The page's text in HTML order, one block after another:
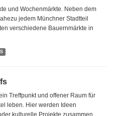
und Wochenmärkte. Neben dem
jedem Münchner Stadtteil
verschiedene Bauernmärkte in
Treffpunkt und offener Raum für
leben. Hier werden Ideen
kulturelle Projekte zusammen...